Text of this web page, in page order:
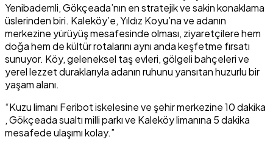
Yenibademli, Gökçeada’nın en stratejik ve sakin konaklama
üslerinden biri. Kaleköy’e, Yıldız Koyu’na ve adanın
merkezine yürüyüş mesafesinde olması, ziyaretçilere hem
doğa hem de kültür rotalarını aynı anda keşfetme fırsatı
sunuyor. Köy, geleneksel taş evleri, gölgeli bahçeleri ve
yerel lezzet duraklarıyla adanın ruhunu yansıtan huzurlu bir
yaşam alanı.
“Kuzu limanı Feribot iskelesine ve şehir merkezine 10 dakika
, Gökçeada sualtı milli parkı ve Kaleköy limanına 5 dakika
mesafede ulaşımı kolay.”